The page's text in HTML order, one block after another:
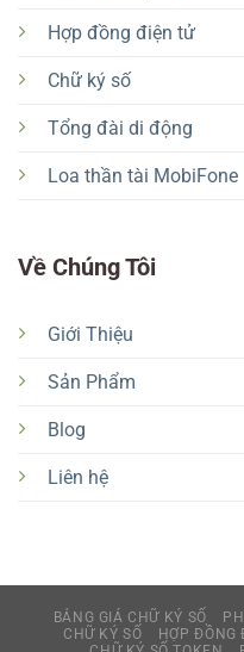
Hợp đồng điện tử
Chữ ký số
Tổng đài di động
Loa thần tài MobiFone
Về Chúng Tôi
Giới Thiệu
Sản Phẩm
Blog
Liên hệ
BẢNG GIÁ CHỮ KÝ SỐ
CHỮ KÝ SỐ
HỢP ĐỒNG